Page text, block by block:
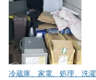
冷蔵庫、家電、処理、洗濯